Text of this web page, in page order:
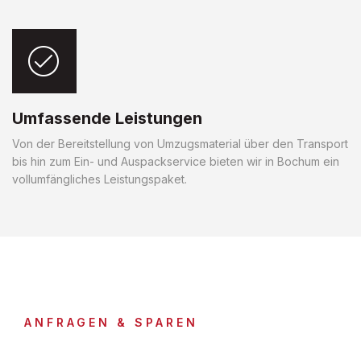
Umfassende Leistungen
Von der Bereitstellung von Umzugsmaterial über den Transport
bis hin zum Ein- und Auspackservice bieten wir in Bochum ein
vollumfängliches Leistungspaket.
ANFRAGEN & SPAREN